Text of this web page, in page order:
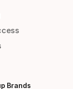
Brands